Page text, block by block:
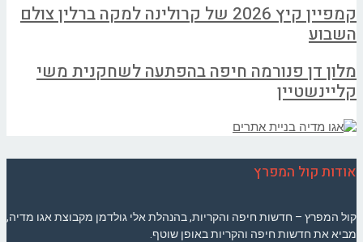
קמפיין קיץ 2026 של קרולינה למקה ברלין צולם
השבוע
מלון דן פנורמה חיפה בהפתעה לשחקנית משי
קליינשטיין
אודות קול המפרץ
קול המפרץ – חדשות חיפה והקריות, בהנהלת אלי גולדמן מקבוצת אגו מדיה,
מביא את חדשות חיפה והקריות באופן שוטף.